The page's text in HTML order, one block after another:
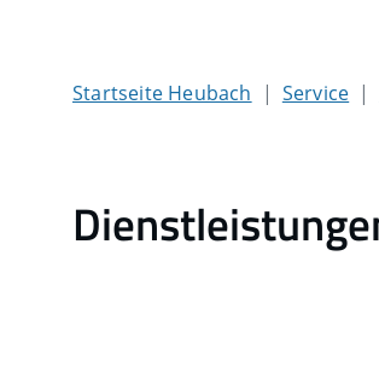
Startseite Heubach Service